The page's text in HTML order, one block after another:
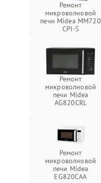
Ремонт
микроволновой
печи Midea MM720
CPI-S
Ремонт
микроволновой
печи Midea
AG820CRL
Ремонт
микроволновой
печи Midea
EG820CAA